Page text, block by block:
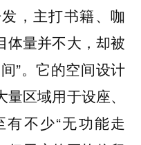
，主打书籍、咖
体量并不大，却被
”。它的空间设计
区域用于设座、
不少“无功能走